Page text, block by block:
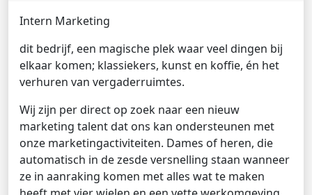
Intern Marketing
dit bedrijf, een magische plek waar veel dingen bij
elkaar komen; klassiekers, kunst en koffie, én het
verhuren van vergaderruimtes.
Wij zijn per direct op zoek naar een nieuw
marketing talent dat ons kan ondersteunen met
onze marketingactiviteiten. Dames of heren, die
automatisch in de zesde versnelling staan wanneer
ze in aanraking komen met alles wat te maken